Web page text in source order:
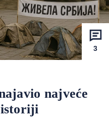
3
najveće
istoriji